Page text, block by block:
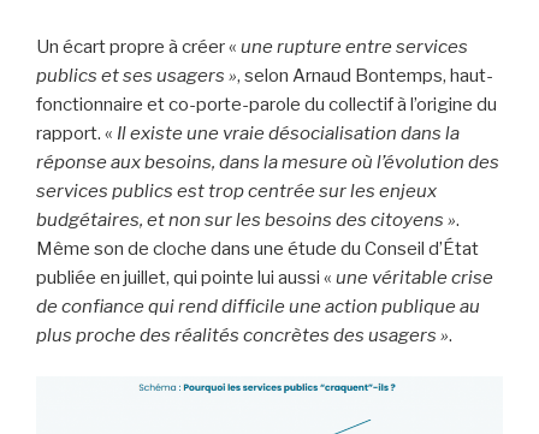
Un écart propre à créer « une rupture entre services
publics et ses usagers », selon Arnaud Bontemps, haut-
fonctionnaire et co-porte-parole du collectif à l’origine du
rapport. « Il existe une vraie désocialisation dans la
réponse aux besoins, dans la mesure où l’évolution des
services publics est trop centrée sur les enjeux
budgétaires, et non sur les besoins des citoyens ».
Même son de cloche dans une étude du Conseil d’État
publiée en juillet, qui pointe lui aussi « une véritable crise
de confiance qui rend difficile une action publique au
plus proche des réalités concrètes des usagers ».